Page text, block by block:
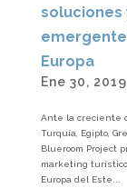
soluciones
Europa
Ene 30, 2019
Ante la creciente
Turquía, Egipto,
Blueroom Project
marketing
Europa del Este...